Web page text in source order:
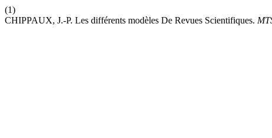
(1)
CHIPPAUX, J.-P. Les différents modèles De Revues Scientifiques.